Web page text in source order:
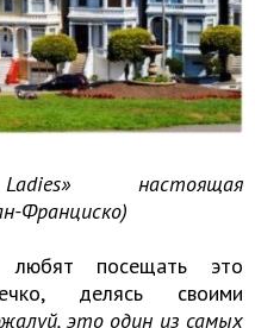
настоящая
Франциско)
любят посещать это
делясь своими
это один из самых